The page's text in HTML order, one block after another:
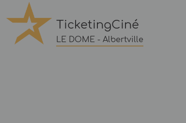
TicketingCiné
LE DOME - Albertville